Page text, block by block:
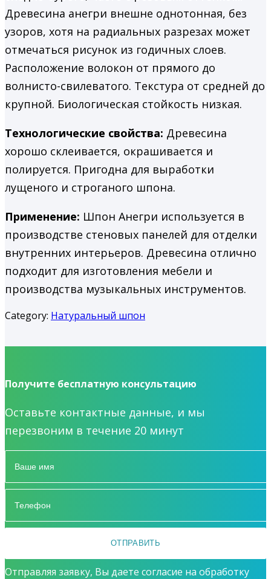
Древесина анегри внешне однотонная, без
узоров, хотя на радиальных разрезах может
отмечаться рисунок из годичных слоев.
Расположение волокон от прямого до
волнисто-свилеватого. Текстура от средней до
крупной. Биологическая стойкость низкая.
Технологические свойства: Древесина
хорошо склеивается, окрашивается и
полируется. При­годна для выработки
лущеного и строганого шпона.
Применение: Шпон Анегри используется в
производстве стеновых панелей для отделки
внутренних интерьеров. Древесина отлично
подходит для изготовления мебели и
производства музыкальных инструментов.
Category: Натуральный шпон
Получите бесплатную консультацию
Оставьте контактные данные, и мы
перезвоним в течение 20 минут
Отправляя заявку, Вы даете согласие на обработку